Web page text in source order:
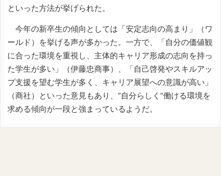
といった方法が挙げられた。
今年の新卒生の傾向としては「安定志向の高まり」（ワ
ールド）を挙げる声が多かった。一方で、「自分の価値観
に合った環境を重視し、主体的キャリア形成の志向を持っ
た学生が多い」（伊藤忠商事）、「自己啓発やスキルアッ
プ支援を望む学生が多く、キャリア展望への意識が高い」
（商社）といった意見もあり、“自分らしく”働ける環境を
求める傾向が一段と強まっているようだ。